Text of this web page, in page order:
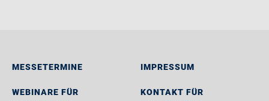
MESSETERMINE
WEBINARE FÜR
IMPRESSUM
KONTAKT FÜR